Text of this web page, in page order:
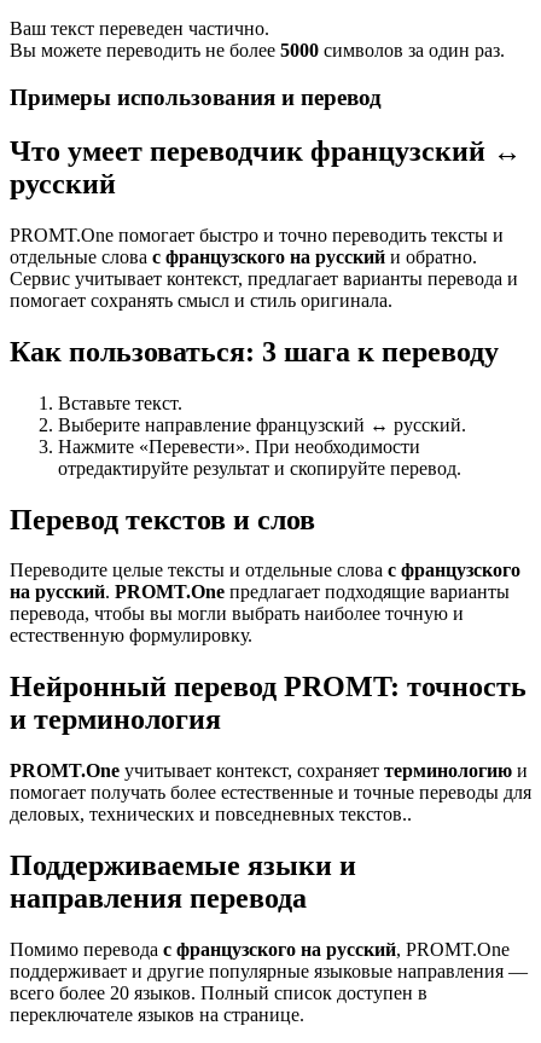
Ваш текст переведен частично.
Вы можете переводить не более 5000 символов за один раз.
Примеры использования и перевод
Что умеет переводчик французский ↔
русский
PROMT.One помогает быстро и точно переводить тексты и
отдельные слова с французского на русский и обратно.
Сервис учитывает контекст, предлагает варианты перевода и
помогает сохранять смысл и стиль оригинала.
Как пользоваться: 3 шага к переводу
Вставьте текст.
Выберите направление французский ↔ русский.
Нажмите «Перевести». При необходимости
отредактируйте результат и скопируйте перевод.
Перевод текстов и слов
Переводите целые тексты и отдельные слова с французского
на русский. PROMT.One предлагает подходящие варианты
перевода, чтобы вы могли выбрать наиболее точную и
естественную формулировку.
Нейронный перевод PROMT: точность
и терминология
PROMT.One учитывает контекст, сохраняет терминологию и
помогает получать более естественные и точные переводы для
деловых, технических и повседневных текстов..
Поддерживаемые языки и
направления перевода
Помимо перевода с французского на русский, PROMT.One
поддерживает и другие популярные языковые направления —
всего более 20 языков. Полный список доступен в
переключателе языков на странице.